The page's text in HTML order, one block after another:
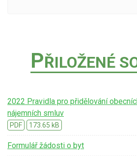
PŘILOŽENÉ
2022 Pravidla pro přidělování
nájemních smluv
PDF 173.65 kB
Formulář žádosti o byt